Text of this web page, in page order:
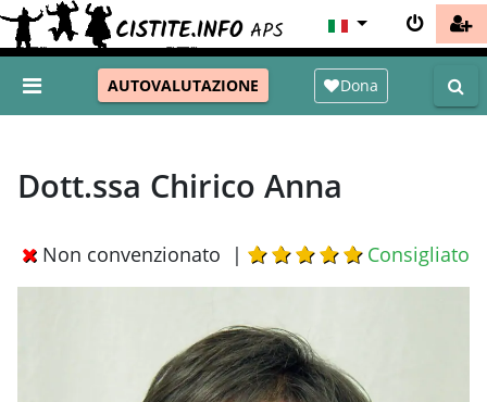
AUTOVALUTAZIONE Dona
Dott.ssa Chirico Anna
Non convenzionato | Consigliato